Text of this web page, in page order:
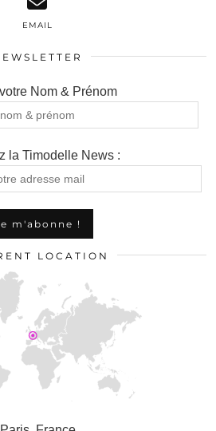
EMAIL
Nom & Prénom
la Timodelle News :
LOCATION